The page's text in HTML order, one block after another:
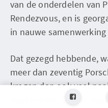
van de onderdelen van
Rendezvous, en is
in nauwe
Dat gezegd hebbende,
meer dan zeventig
kregen dan ook veel
deelnemers. De 996